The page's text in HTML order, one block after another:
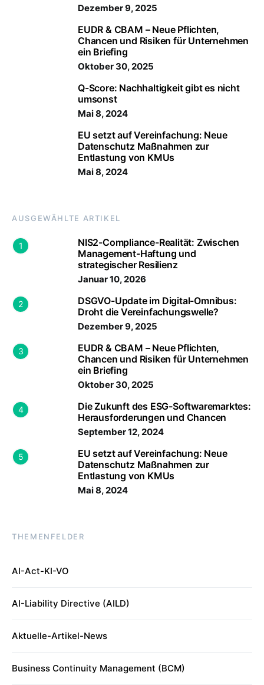
Dezember 9, 2025
EUDR & CBAM – Neue Pflichten,
Chancen und Risiken für Unternehmen
ein Briefing
Oktober 30, 2025
Q-Score: Nachhaltigkeit gibt es nicht
umsonst
Mai 8, 2024
EU setzt auf Vereinfachung: Neue
Datenschutz Maßnahmen zur
Entlastung von KMUs
Mai 8, 2024
AUSGEWÄHLTE ARTIKEL
1
NIS2-Compliance-Realität: Zwischen
Management-Haftung und
strategischer Resilienz
Januar 10, 2026
2
DSGVO-Update im Digital-Omnibus:
Droht die Vereinfachungswelle?
Dezember 9, 2025
3
EUDR & CBAM – Neue Pflichten,
Chancen und Risiken für Unternehmen
ein Briefing
Oktober 30, 2025
4
Die Zukunft des ESG-Softwaremarktes:
Herausforderungen und Chancen
September 12, 2024
5
EU setzt auf Vereinfachung: Neue
Datenschutz Maßnahmen zur
Entlastung von KMUs
Mai 8, 2024
THEMENFELDER
AI-Act-KI-VO
AI-Liability Directive (AILD)
Aktuelle-Artikel-News
Business Continuity Management (BCM)